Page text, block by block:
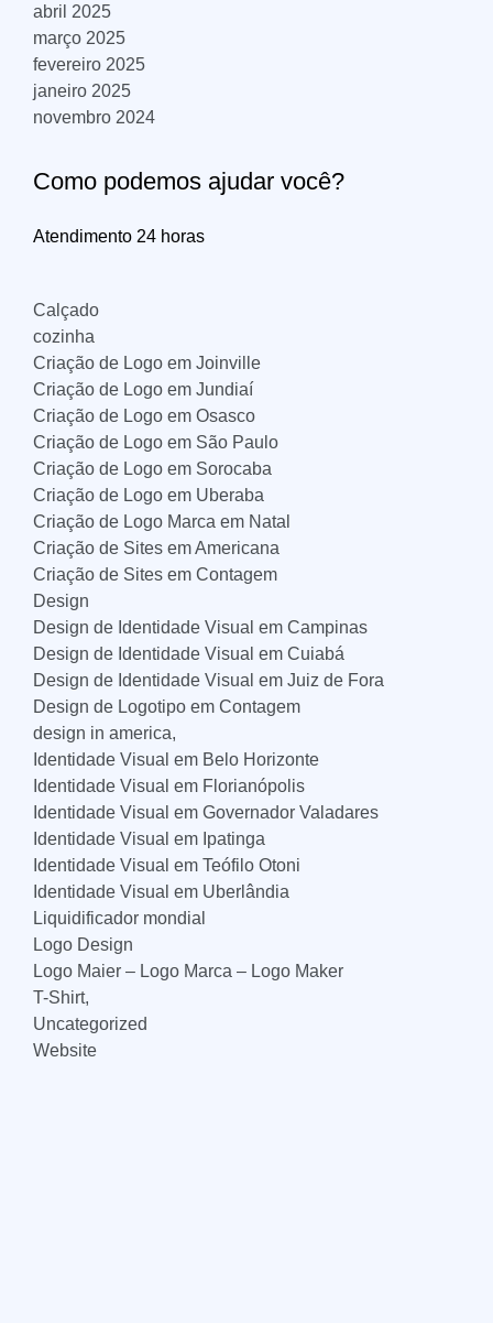
abril 2025
março 2025
fevereiro 2025
janeiro 2025
novembro 2024
Como podemos ajudar você?
Atendimento 24 horas
Calçado
cozinha
Criação de Logo em Joinville
Criação de Logo em Jundiaí
Criação de Logo em Osasco
Criação de Logo em São Paulo
Criação de Logo em Sorocaba
Criação de Logo em Uberaba
Criação de Logo Marca em Natal
Criação de Sites em Americana
Criação de Sites em Contagem
Design
Design de Identidade Visual em Campinas
Design de Identidade Visual em Cuiabá
Design de Identidade Visual em Juiz de Fora
Design de Logotipo em Contagem
design in america,
Identidade Visual em Belo Horizonte
Identidade Visual em Florianópolis
Identidade Visual em Governador Valadares
Identidade Visual em Ipatinga
Identidade Visual em Teófilo Otoni
Identidade Visual em Uberlândia
Liquidificador mondial
Logo Design
Logo Maier – Logo Marca – Logo Maker
T-Shirt,
Uncategorized
Website